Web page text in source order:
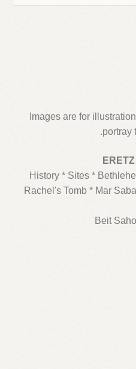
Images are for
portray
History * Sites *
* Rachel's Tomb * Mar